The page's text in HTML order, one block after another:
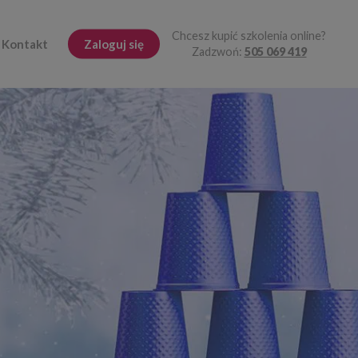
Kontakt Zaloguj się
Chcesz kupić szkolenia online?
Zadzwoń: 505 069 419